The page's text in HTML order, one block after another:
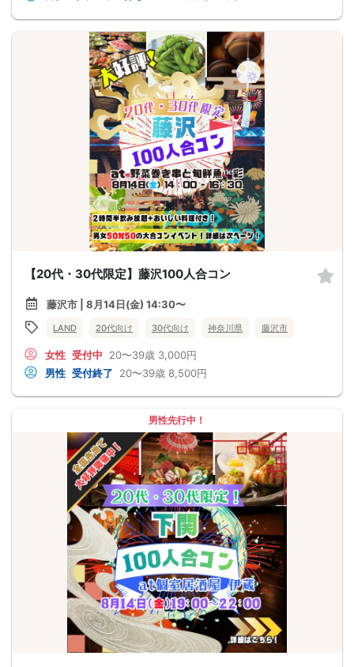
【20代・30代限定】藤沢100人合コン
藤沢市 | 8月14日(金) 14:30〜
LAND 20代向け 30代向け 神奈川県 藤沢市
女性 受付中 20〜39歳 3,000円
男性 受付終了 20〜39歳 8,500円
男性先行中！